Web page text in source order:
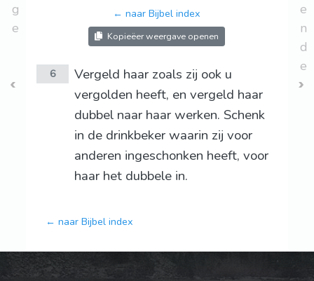
g
e
← naar Bijbel index
Kopieëer weergave openen
6
Vergeld haar zoals zij ook u
vergolden heeft, en vergeld haar
dubbel naar haar werken. Schenk
in de drinkbeker waarin zij voor
anderen ingeschonken heeft, voor
haar het dubbele in.
← naar Bijbel index
e
n
d
e